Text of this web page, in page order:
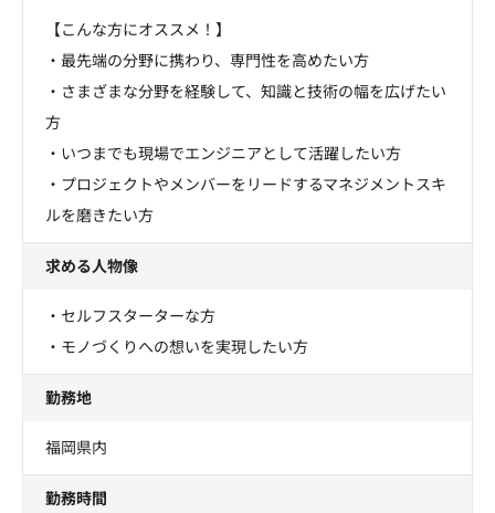
【こんな方にオススメ！】
・最先端の分野に携わり、専門性を高めたい方
・さまざまな分野を経験して、知識と技術の幅を広げたい
方
・いつまでも現場でエンジニアとして活躍したい方
・プロジェクトやメンバーをリードするマネジメントスキ
ルを磨きたい方
求める人物像
・セルフスターターな方
・モノづくりへの想いを実現したい方
勤務地
福岡県内
勤務時間